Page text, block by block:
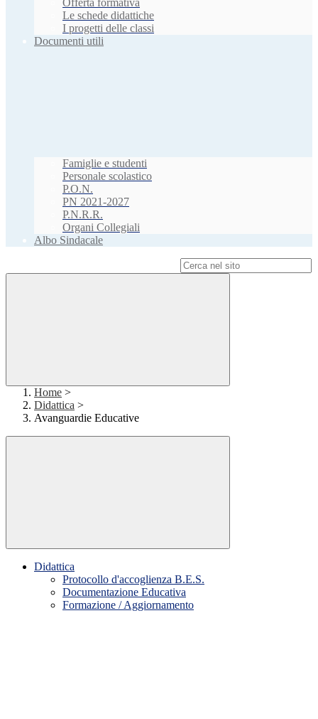
Offerta formativa
Le schede didattiche
I progetti delle classi
Documenti utili
Famiglie e studenti
Personale scolastico
P.O.N.
PN 2021-2027
P.N.R.R.
Organi Collegiali
Albo Sindacale
Home >
Didattica >
Avanguardie Educative
Didattica
Protocollo d'accoglienza B.E.S.
Documentazione Educativa
Formazione / Aggiornamento